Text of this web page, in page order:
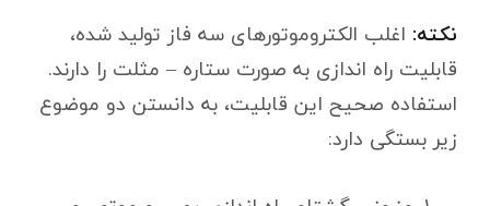
نکته: اغلب الکتروموتورهای سه فاز تولید شده،
قابلیت راه اندازی به صورت ستاره – مثلت را دارند.
استفاده صحیح این قابلیت، به دانستن دو موضوع
زیر بستگی دارد: